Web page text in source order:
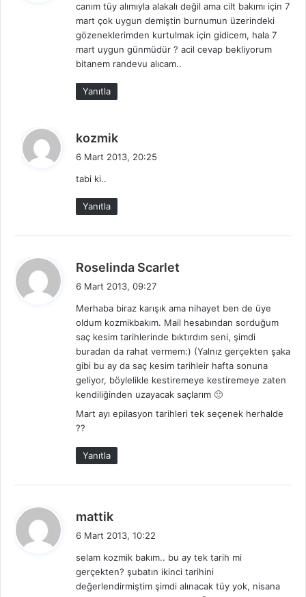
i
k
i
:
canım tüy alımıyla alakalı değil ama cilt bakımı için 7
mart çok uygun demiştin burnumun üzerindeki
gözeneklerimden kurtulmak için gidicem, hala 7
mart uygun günmüdür ? acil cevap bekliyorum
bitanem randevu alıcam..
Yanıtla
kozmik
6 Mart 2013, 20:25
tabi ki..
Yanıtla
Roselinda Scarlet
i
k
i
6 Mart 2013, 09:27
Merhaba biraz karışık ama nihayet ben de üye
oldum kozmikbakım. Mail hesabından sorduğum
saç kesim tarihlerinde bıktırdım seni, şimdi
buradan da rahat vermem:) (Yalnız gerçekten şaka
gibi bu ay da saç kesim tarihleir hafta sonuna
geliyor, böylelikle kestiremeye kestiremeye zaten
kendiliğinden uzayacak saçlarım 🙂
Mart ayı epilasyon tarihleri tek seçenek herhalde
??
Yanıtla
mattik
i
k
i
6 Mart 2013, 10:22
selam kozmik bakım.. bu ay tek tarih mi
gerçekten? şubatın ikinci tarihini
değerlendirmiştim şimdi alınacak tüy yok, nisana